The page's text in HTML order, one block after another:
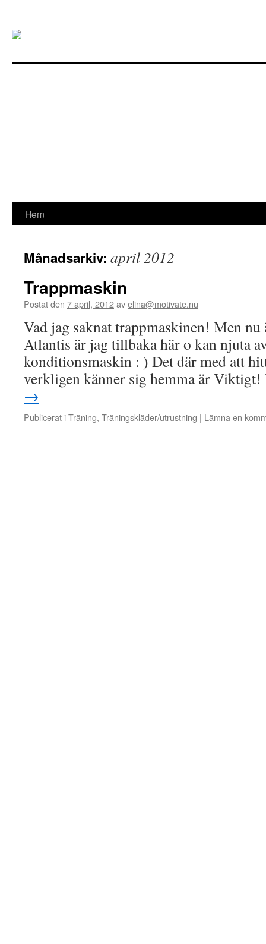
Gå
innehåll
Hem
Månadsarkiv: april 2012
Trappmaskin
Postat den 7 april, 2012avelina@motivate.nu
Vad jag saknat trappmaskinen! Men
Atlantis är jag tillbaka här o kan njuta
konditionsmaskin : ) Det där med att
verkligen känner sig hemma är
→
Publicerat iTräning, Träningskläder/utrustning | Lämna en